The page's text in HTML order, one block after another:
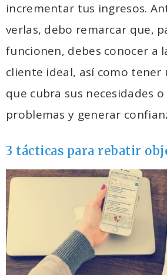
incrementar tus ingresos.
verlas, debo remarcar que,
funcionen, debes conocer a
cliente ideal, así como tener
que cubra sus necesidades
problemas y generar
3 tácticas para rebatir